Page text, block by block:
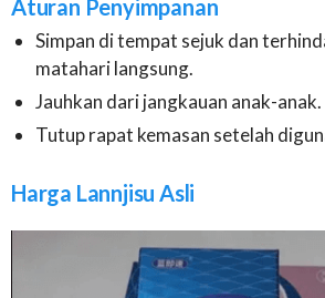
Aturan Penyimpanan
Simpan di tempat sejuk dan
matahari langsung.
Jauhkan dari jangkauan anak-anak.
Tutup rapat kemasan setelah
Harga Lannjisu Asli